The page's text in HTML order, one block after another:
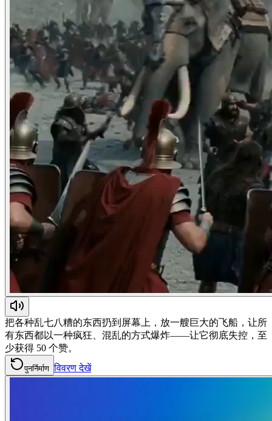
把各种乱七八糟的东西扔到屏幕上，放一艘巨大的飞船，让所
有东西都以一种疯狂、混乱的方式爆炸——让它彻底失控，至
少获得 50 个赞。
पुनर्निर्माण विवरण देखें